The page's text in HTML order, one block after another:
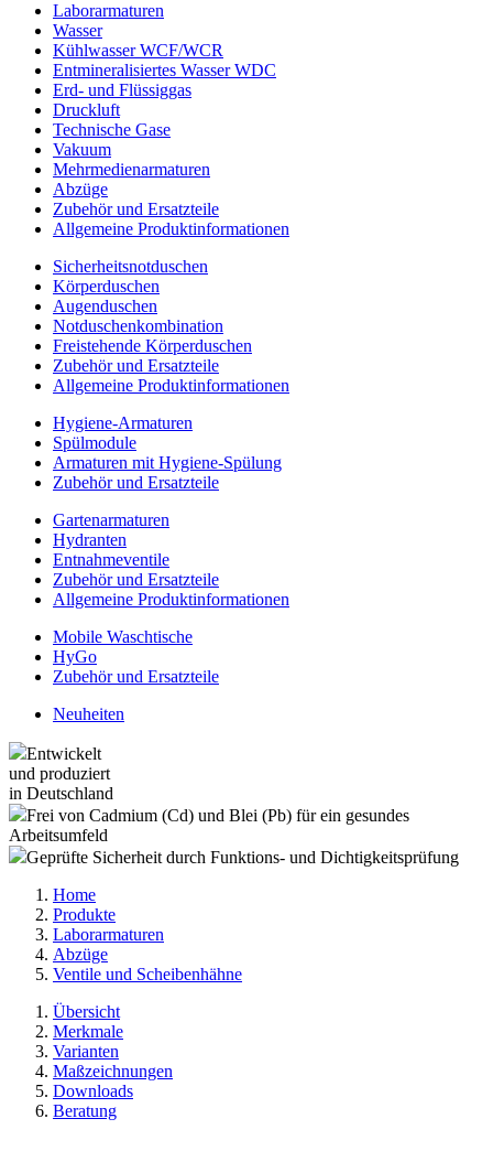
Laborarmaturen
Wasser
Kühlwasser WCF/WCR
Entmineralisiertes Wasser WDC
Erd- und Flüssiggas
Druckluft
Technische Gase
Vakuum
Mehrmedienarmaturen
Abzüge
Zubehör und Ersatzteile
Allgemeine Produktinformationen
Sicherheitsnotduschen
Körperduschen
Augenduschen
Notduschenkombination
Freistehende Körperduschen
Zubehör und Ersatzteile
Allgemeine Produktinformationen
Hygiene-Armaturen
Spülmodule
Armaturen mit Hygiene-Spülung
Zubehör und Ersatzteile
Gartenarmaturen
Hydranten
Entnahmeventile
Zubehör und Ersatzteile
Allgemeine Produktinformationen
Mobile Waschtische
HyGo
Zubehör und Ersatzteile
Neuheiten
Entwickelt
und produziert
in Deutschland
Frei von Cadmium (Cd) und Blei (Pb) für ein gesundes
Arbeitsumfeld
Geprüfte Sicherheit durch Funktions- und Dichtigkeitsprüfung
Home
Produkte
Laborarmaturen
Abzüge
Ventile und Scheibenhähne
Übersicht
Merkmale
Varianten
Maßzeichnungen
Downloads
Beratung